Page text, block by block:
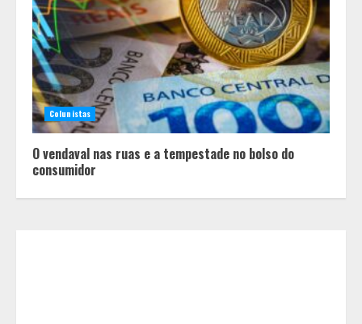
Colunistas
O vendaval nas ruas e a tempestade no bolso do
consumidor
2
Minas+Doce- Feira e Festival da
Doçaria e Confeitaria Mineira
de Dublin sob vigilância